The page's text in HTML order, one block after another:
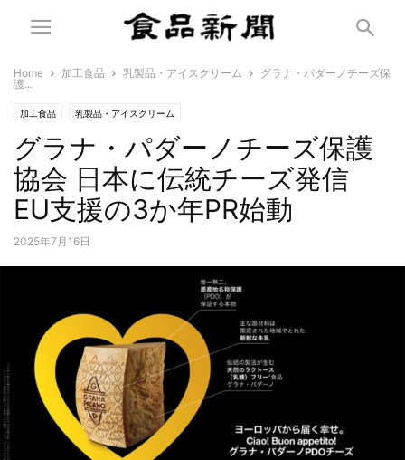
Home 加工食品 乳製品・アイスクリーム
グラナ・パダーノチーズ保
護...
加工食品 乳製品・アイスクリーム
グラナ・パダーノチーズ保護
協会 日本に伝統チーズ発信
EU支援の3か年PR始動
2025年7月16日